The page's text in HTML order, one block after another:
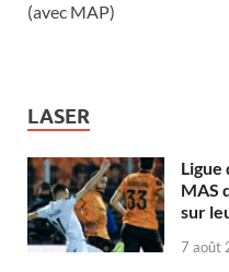
(avec MAP)
LASER
Ligue
MAS
sur
7 août